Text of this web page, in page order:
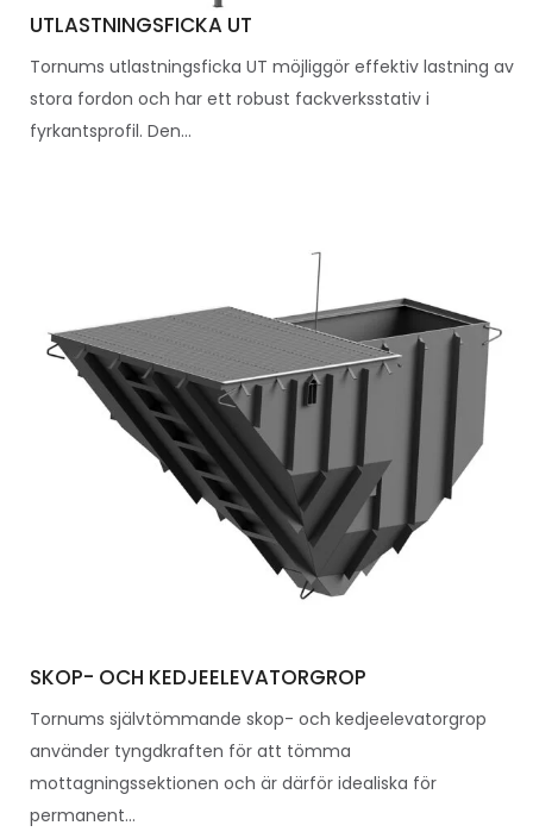
UTLASTNINGSFICKA UT
Tornums utlastningsficka UT möjliggör effektiv lastning av
stora fordon och har ett robust fackverksstativ i
fyrkantsprofil. Den...
SKOP- OCH KEDJEELEVATORGROP
Tornums självtömmande skop- och kedjeelevatorgrop
använder tyngdkraften för att tömma
mottagningssektionen och är därför idealiska för
permanent...